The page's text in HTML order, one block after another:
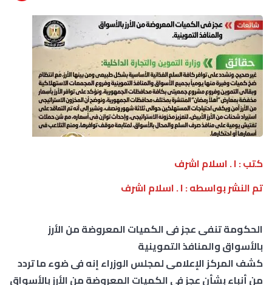
كتب : ا . اسلام اشرف
تم النشر بواسطه : ا . اسلام اشرف
الحكومة تنفى عجز فى الكميات المعروضة من الأرز
بالأسواق والمنافذ التموينية
كشف المركز الإعلامى لمجلس الوزراء إنه فى ضوء ما تردد
من أنباء بشأن عجز في الكميات المعروضة من الأرز بالأسواق